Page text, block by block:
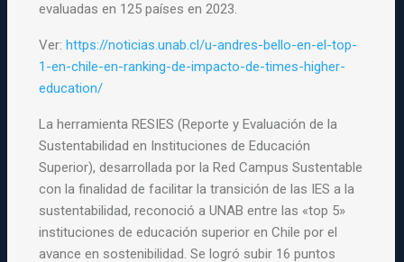
evaluadas en 125 países en 2023.
Ver:https://noticias.unab.cl/u-andres-bello-en-el-top-
1-en-chile-en-ranking-de-impacto-de-times-higher-
education/
La herramienta RESIES (Reporte y Evaluación de la
Sustentabilidad en Instituciones de Educación
Superior), desarrollada por la Red Campus Sustentable
con la finalidad de facilitar la transición de las IES a la
sustentabilidad, reconoció a UNAB entre las «top 5»
instituciones de educación superior en Chile por el
avance en sostenibilidad. Se logró subir 16 puntos